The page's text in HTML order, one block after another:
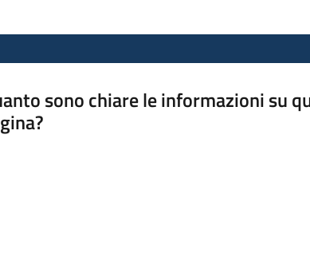
sono chiare le informazioni su